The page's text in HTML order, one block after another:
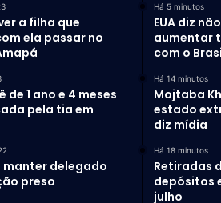
a filha que
ela passar no
de 1 ano e 4 meses
pela tia em
delegado
preso
Há 5 minutos
EUA diz
aumentar
com o
Há 14 minutos
Mojtaba
estado
diz mídia
Há 18 minutos
Retiradas
depósitos
julho